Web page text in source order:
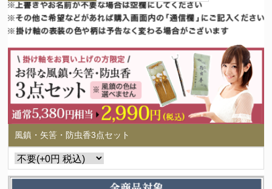
風鎮・矢筈・防虫香3点セット